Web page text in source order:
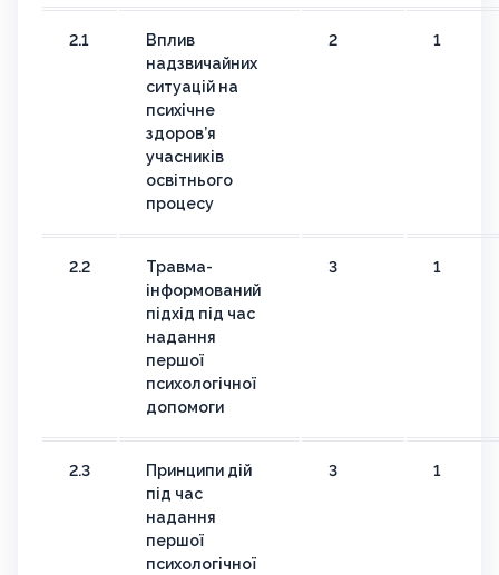
2.1
Вплив
надзвичайних
ситуацій на
психічне
здоров’я
учасників
освітнього
процесу
2 1
2.2
Травма-
інформований
підхід під час
надання
першої
психологічної
допомоги
3 1
2.3
Принципи дій
під час
надання
першої
психологічної
3 1